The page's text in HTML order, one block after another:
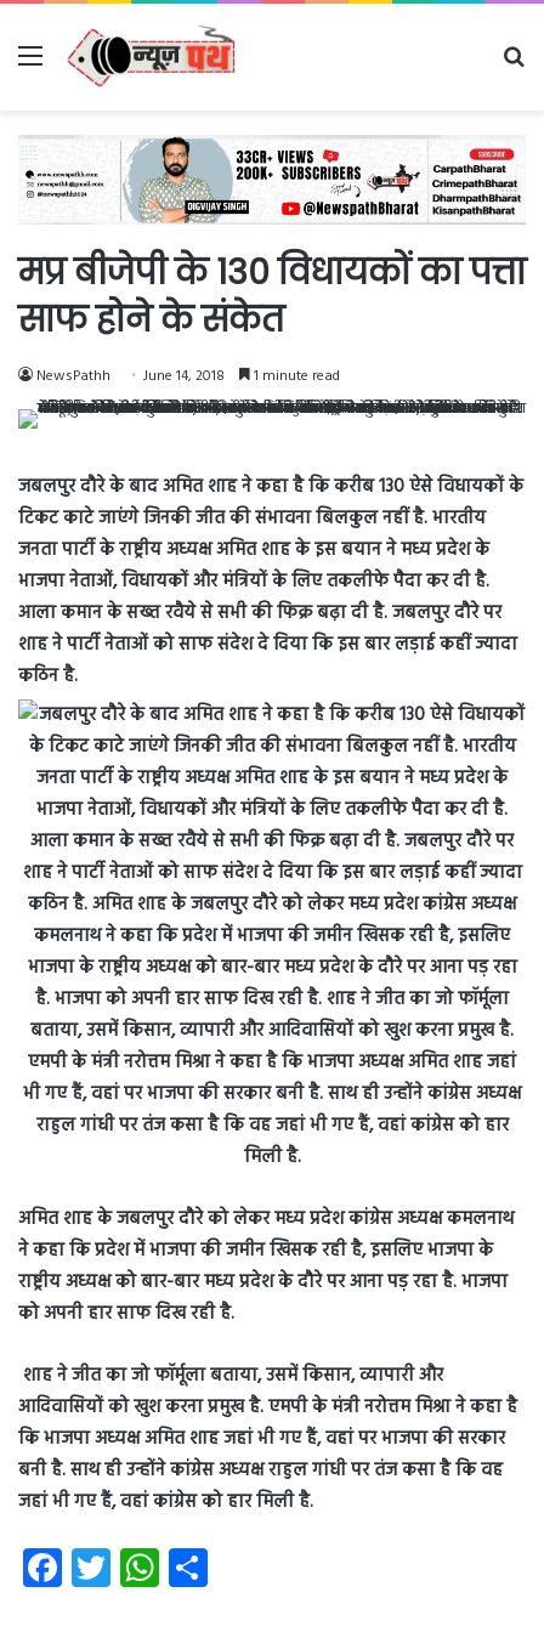
Menu
मप्र बीजेपी के 130 विधायकों का पत्ता
साफ होने के संकेत
NewsPathh June 14, 2018 1 minute read
जबलपुर दौरे के बाद अमित शाह ने कहा है कि करीब 130 ऐसे विधायकों के
टिकट काटे जाएंगे जिनकी जीत की संभावना बिलकुल नहीं है. भारतीय
जनता पार्टी के राष्ट्रीय अध्यक्ष अमित शाह के इस बयान ने मध्य प्रदेश के
भाजपा नेताओं, विधायकों और मंत्रियों के लिए तकलीफे पैदा कर दी है.
आला कमान के सख्त रवैये से सभी की फिक्र बढ़ा दी है. जबलपुर दौरे पर
शाह ने पार्टी नेताओं को साफ संदेश दे दिया कि इस बार लड़ाई कहीं ज्यादा
कठिन है.
अमित शाह के जबलपुर दौरे को लेकर मध्य प्रदेश कांग्रेस अध्यक्ष कमलनाथ
ने कहा कि प्रदेश में भाजपा की जमीन खिसक रही है, इसलिए भाजपा के
राष्ट्रीय अध्यक्ष को बार-बार मध्य प्रदेश के दौरे पर आना पड़ रहा है. भाजपा
को अपनी हार साफ दिख रही है.
शाह ने जीत का जो फॉर्मूला बताया, उसमें किसान, व्यापारी और
आदिवासियों को खुश करना प्रमुख है. एमपी के मंत्री नरोत्तम मिश्रा ने कहा है
कि भाजपा अध्यक्ष अमित शाह जहां भी गए हैं, वहां पर भाजपा की सरकार
बनी है. साथ ही उन्होंने कांग्रेस अध्यक्ष राहुल गांधी पर तंज कसा है कि वह
जहां भी गए हैं, वहां कांग्रेस को हार मिली है.
Fa
ce
T
wi
W
ha